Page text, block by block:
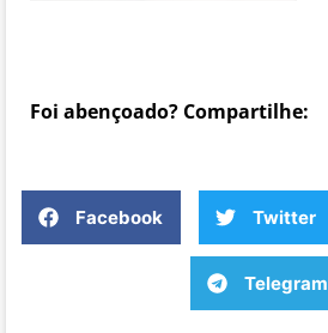
Foi abençoado? Compartilhe:
Facebook Twitter
Telegram